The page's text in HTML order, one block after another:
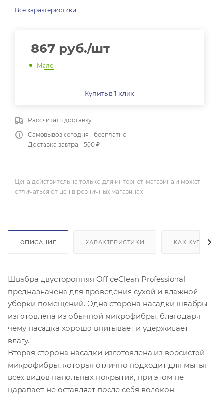
Все характеристики
867 руб./шт
Мало
Купить в 1 клик
Рассчитать доставку
Самовывоз сегодня - бесплатно
Доставка завтра - 500 ₽
Цена действительна только для интернет-магазина и может
отличаться от цен в розничных магазинах
ОПИСАНИЕ ХАРАКТЕРИСТИКИ КАК КУПИТЬ
Швабра двусторонняя OfficeClean Professional
предназначена для проведения сухой и влажной
уборки помещений. Одна сторона насадки швабры
изготовлена из обычной микрофибры, благодаря
чему насадка хорошо впитывает и удерживает
влагу.
Вторая сторона насадки изготовлена из ворсистой
микрофибры, которая отлично подходит для мытья
всех видов напольных покрытий, при этом не
царапает, не оставляет после себя волокон,